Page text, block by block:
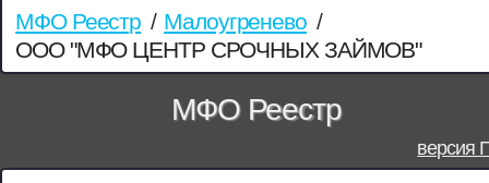
МФО Реестр / Малоугренево /
ООО "МФО ЦЕНТР СРОЧНЫХ ЗАЙМОВ"
МФО Реестр
версия